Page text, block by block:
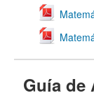
Guía de